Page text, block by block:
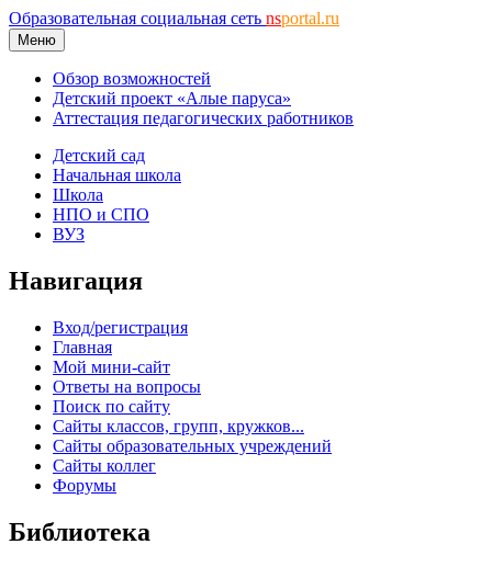
Образовательная социальная сеть nsportal.ru
Меню
Обзор возможностей
Детский проект «Алые паруса»
Аттестация педагогических работников
Детский сад
Начальная школа
Школа
НПО и СПО
ВУЗ
Навигация
Вход/регистрация
Главная
Мой мини-сайт
Ответы на вопросы
Поиск по сайту
Сайты классов, групп, кружков...
Сайты образовательных учреждений
Сайты коллег
Форумы
Библиотека